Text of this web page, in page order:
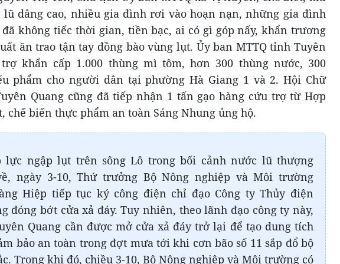
dâng cao, nhiều gia đình rơi vào hoạn nạn, những gia đình
không tiếc thời gian, tiền bạc, ai có gì góp nấy, khẩn trương
ăn trao tận tay đồng bào vùng lụt. Ủy ban MTTQ tỉnh Tuyên
khẩn cấp 1.000 thùng mì tôm, hơn 300 thùng nước, 300
phẩm cho người dân tại phường Hà Giang 1 và 2. Hội Chữ
Quang cũng đã tiếp nhận 1 tấn gạo hàng cứu trợ từ Hợp
chế biến thực phẩm an toàn Sáng Nhung ủng hộ.
lực ngập lụt trên sông Lô trong bối cảnh nước lũ thượng
ngày 3-10, Thứ trưởng Bộ Nông nghiệp và Môi trường
Hiệp tiếp tục ký công điện chỉ đạo Công ty Thủy điện
đóng bớt cửa xả đáy. Tuy nhiên, theo lãnh đạo công ty này,
Quang cần được mở cửa xả đáy trở lại để tạo dung tích
bảo an toàn trong đợt mưa tới khi cơn bão số 11 sắp đổ bộ
Trong khi đó, chiều 3-10, Bộ Nông nghiệp và Môi trường có